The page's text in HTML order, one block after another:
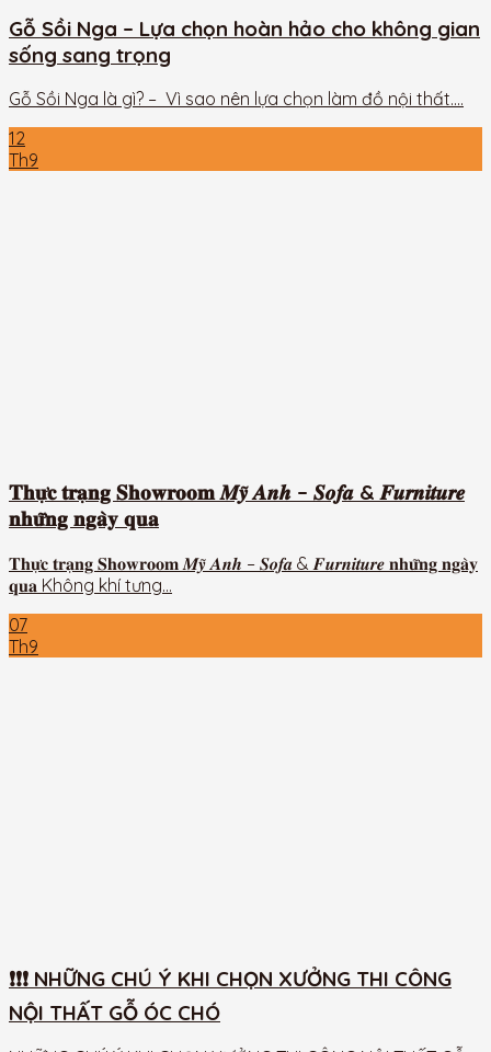
Gỗ Sồi Nga – Lựa chọn hoàn hảo cho không gian
sống sang trọng
Gỗ Sồi Nga là gì? – Vì sao nên lựa chọn làm đồ nội thất....
12
Th9
𝐓𝐡𝐮̛̣𝐜 𝐭𝐫𝐚̣𝐧𝐠 𝐒𝐡𝐨𝐰𝐫𝐨𝐨𝐦 𝑴𝒚̃ 𝑨𝒏𝒉 – 𝑺𝒐𝒇𝒂 & 𝑭𝒖𝒓𝒏𝒊𝒕𝒖𝒓𝒆
𝐧𝐡𝐮̛̃𝐧𝐠 𝐧𝐠𝐚̀𝐲 𝐪𝐮𝐚
𝐓𝐡𝐮̛̣𝐜 𝐭𝐫𝐚̣𝐧𝐠 𝐒𝐡𝐨𝐰𝐫𝐨𝐨𝐦 𝑴𝒚̃ 𝑨𝒏𝒉 – 𝑺𝒐𝒇𝒂 & 𝑭𝒖𝒓𝒏𝒊𝒕𝒖𝒓𝒆 𝐧𝐡𝐮̛̃𝐧𝐠 𝐧𝐠𝐚̀𝐲
𝐪𝐮𝐚 Không khí tưng...
07
Th9
❗❗❗ NHỮNG CHÚ Ý KHI CHỌN XƯỞNG THI CÔNG
NỘI THẤT GỖ ÓC CHÓ